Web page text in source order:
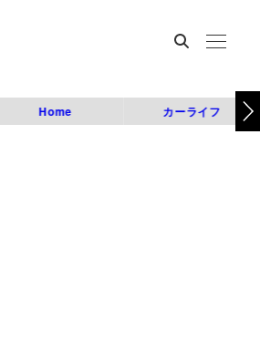
Home カーライフ